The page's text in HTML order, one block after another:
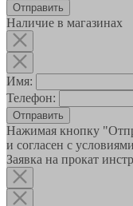
Наличие в магазинах
Имя:
Телефон:
Отправить
Нажимая кнопку
и согласен с условиями
Заявка на прокат